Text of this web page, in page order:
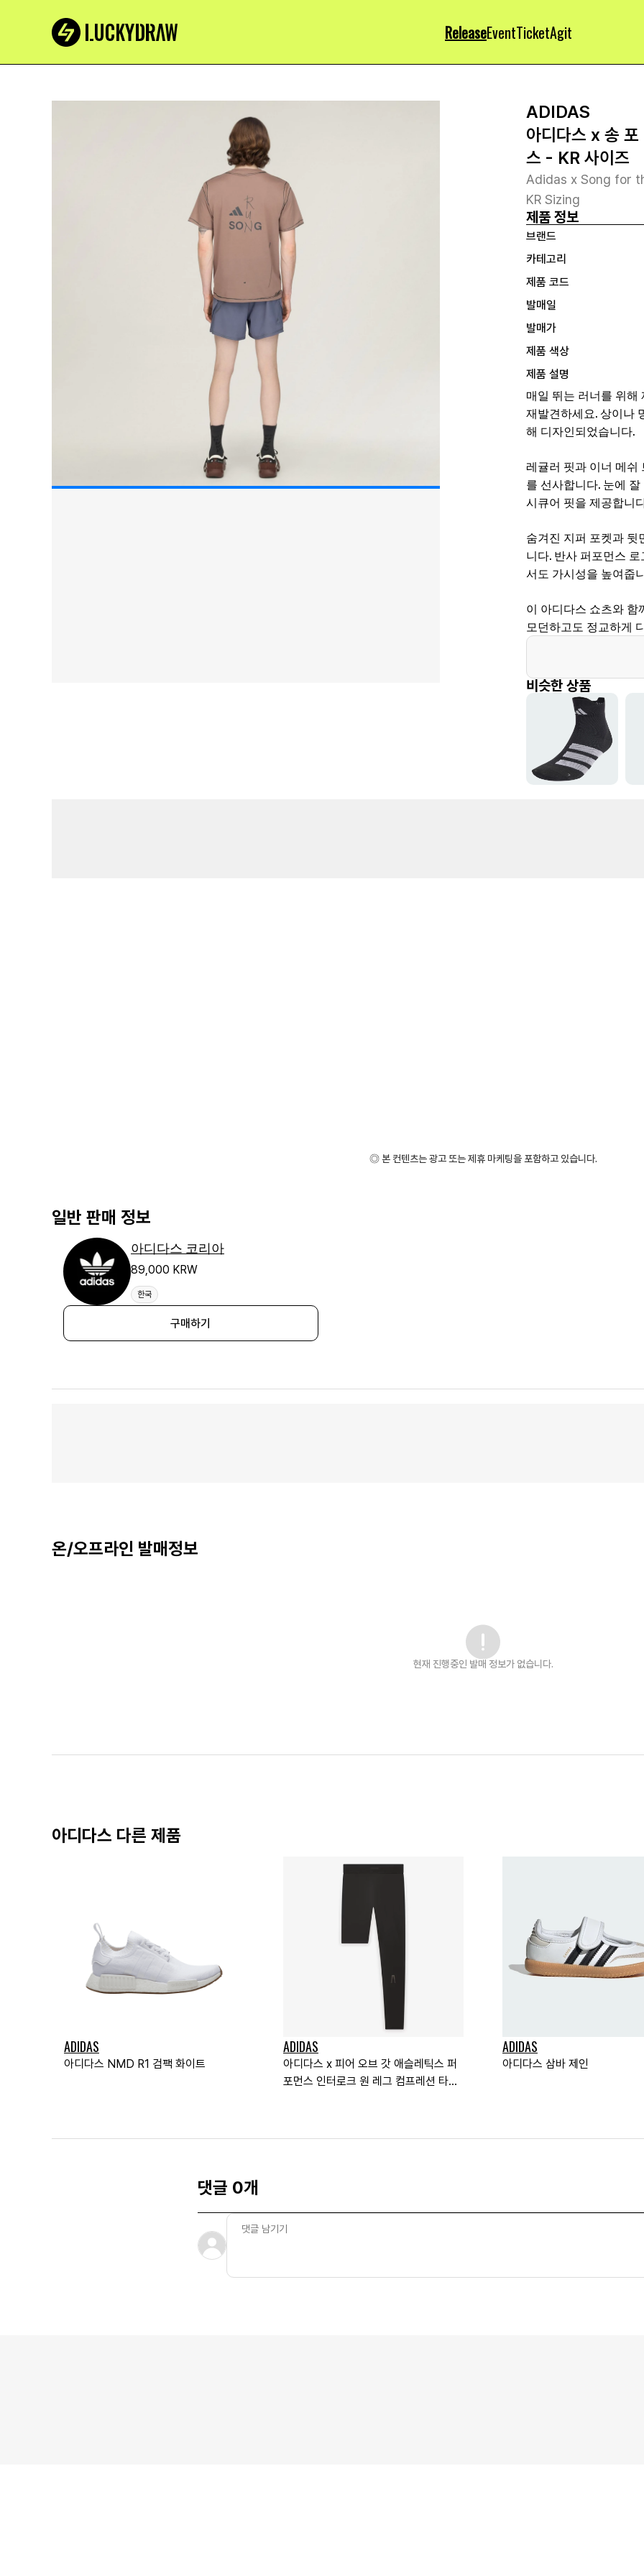
ReleaseEventTicketAgit
ADIDAS
아디다스 x 송
스 - KR 사이즈
Adidas x Song for
KR Sizing
제품 정보
브랜드
카테고리
제품 코드
발매일
발매가
제품 색상
제품 설명
매일 뛰는 러너를 위해
재발견하세요. 상이나
해 디자인되었습니다.
레귤러 핏과 이너 메
를 선사합니다. 눈에
시큐어 핏을 제공합니
숨겨진 지퍼 포켓과
니다. 반사 퍼포먼스
서도 가시성을 높여줍
이 아디다스 쇼츠와
모던하고도 정교하게
비슷한 상품
◎ 본 컨텐츠는 광고 또는 제휴 마케팅을 포함하고 있습니다.
일반 판매 정보
아디다스 코리아
89,000 KRW
한국
구매하기
온/오프라인 발매정보
현재 진행중인 발매 정보가 없습니다.
아디다스 다른 제품
ADIDAS
아디다스 NMD R1 검팩 화이트
ADIDAS
아디다스 x 피어 오브 갓 애슬레틱스 퍼
포먼스 인터로크 원 레그 컴프레션 타이
ADIDAS
아디다스 삼바 제인
댓글 0개